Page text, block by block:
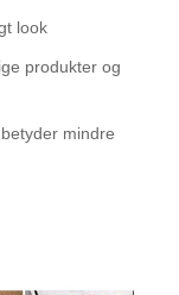
look
produkter og
mindre